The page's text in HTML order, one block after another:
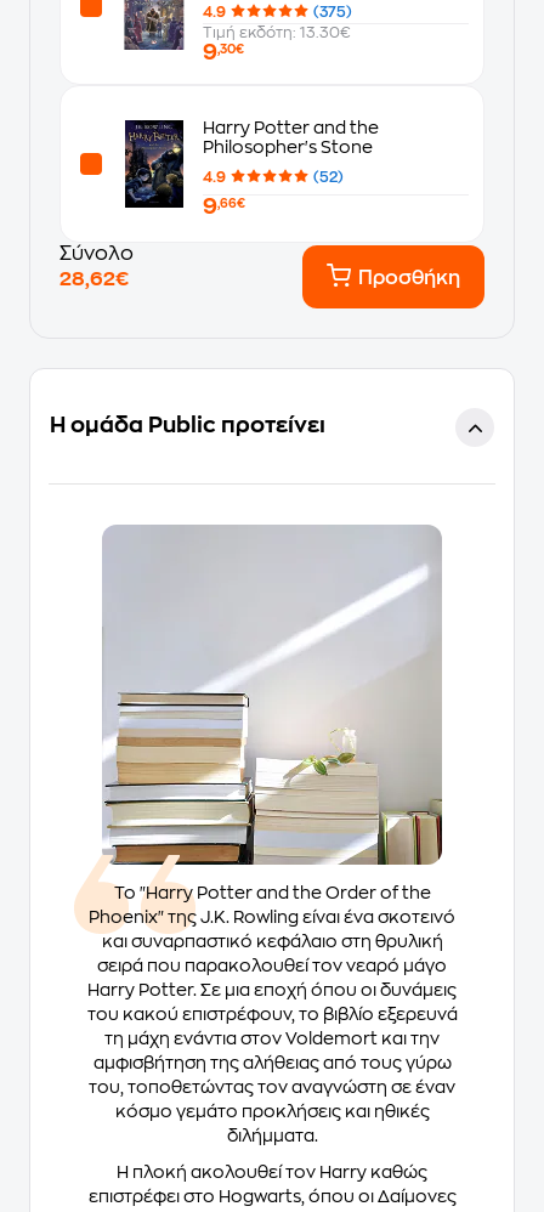
4.9
(375)
Τιμή εκδότη: 13.30€
9,30€
Harry Potter and the
Philosopher's Stone
4.9 (52)
9,66€
Σύνολο
28,62€
Προσθήκη
Η ομάδα Public προτείνει
Το "Harry Potter and the Order of the
Phoenix" της J.K. Rowling είναι ένα σκοτεινό
και συναρπαστικό κεφάλαιο στη θρυλική
σειρά που παρακολουθεί τον νεαρό μάγο
Harry Potter. Σε μια εποχή όπου οι δυνάμεις
του κακού επιστρέφουν, το βιβλίο εξερευνά
τη μάχη ενάντια στον Voldemort και την
αμφισβήτηση της αλήθειας από τους γύρω
του, τοποθετώντας τον αναγνώστη σε έναν
κόσμο γεμάτο προκλήσεις και ηθικές
διλήμματα.
Η πλοκή ακολουθεί τον Harry καθώς
επιστρέφει στο Hogwarts, όπου οι Δαίμονες